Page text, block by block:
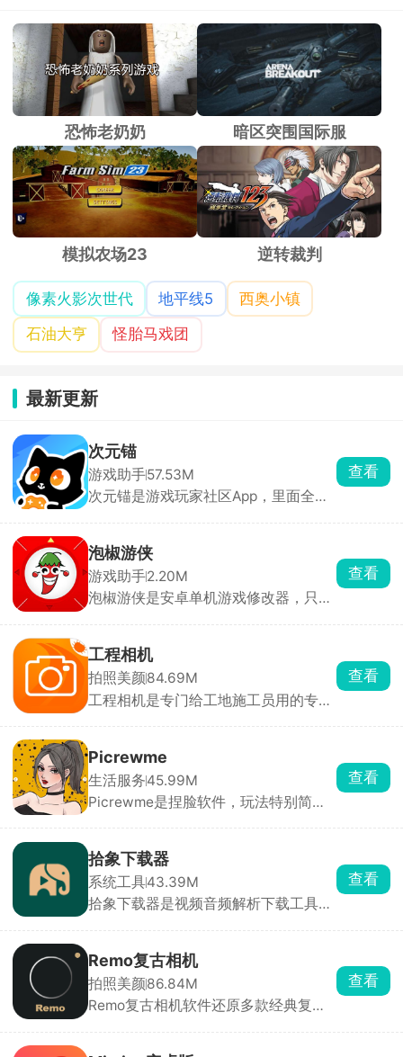
恐怖老奶奶 暗区突围国际服
模拟农场23 逆转裁判
像素火影次世代 地平线5
西奥小镇
石油大亨
怪胎马戏团
最新更新
次元锚
游戏助手57.53M
次元锚是游戏玩家社区App，里面全是
专区。高玩写的攻略特别硬核，从开荒
到隐藏要素都讲得很细。能发动态、聊
话题、找队友开黑，社区氛围挺纯粹。
查看
泡椒游侠
游戏助手2.20M
泡椒游侠是安卓单机游戏修改器，只有
数值，改完锁定就行。还能加速、自动
挂机。适配各种模拟器老游戏。但只能
玩单机，联网手游用了会封号，新游戏
加密可能改不了，iOS 也用不了。
查看
工程相机
拍照美颜84.69M
工程相机是专门给工地施工员用的专业
气，还能填上项目名称、施工楼栋，后
期没办法修图篡改照片时间地点，照片
直接就能当做工作凭证，避免后期扯皮
不认账。照片本地和云端双重备份，不
查看
Picrewme
生活服务45.99M
Picrewme是捏脸软件，玩法特别简
义就行。分开选择肤色、脸型、前后发
型等，颜色自由换，不喜欢的配饰直接
点叉删掉，还能调整位置和大小。懒得
慢慢搭配直接点骰子随机生成，经常开
QQ、游戏头像刚刚好。
查看
拾象下载器
系统工具43.39M
拾象下载器是视频音频解析下载工具，
直接复制视频链接粘贴到软件首页解
析，或是在刷视频时点分享，直接跳转
拾象识别，下载好的素材会统一存在在
媒体库里。整体界面干干净净，没有开
查看
Remo复古相机
拍照美颜86.84M
Remo复古相机软件还原多款经典复古
查看